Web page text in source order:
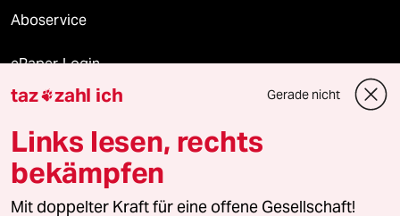
Aboservice
ePaper Login
Downloads für Abonnierende
© 2026 taz Verlags und Vertriebs GmbH
Alle Rechte vorbehalten. Bei rechtlichen Fragen oder für Genehmigungen
taz zahl ich Gerade nicht
Links lesen, rechts
bekämpfen
Mit doppelter Kraft für eine offene Gesellschaft!